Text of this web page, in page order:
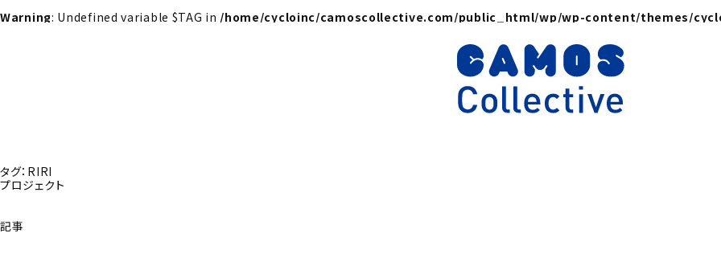
Warning: Undefined variable $TAG in /home/cycloinc/camoscollective.com/public_html/wp/wp-content/themes/
タグ：RIRI
プロジェクト
記事